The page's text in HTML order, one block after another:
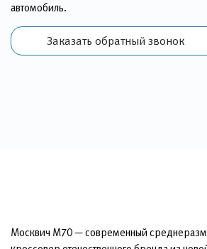
автомобиль.
Заказать обратный звонок
Москвич М70 — современный